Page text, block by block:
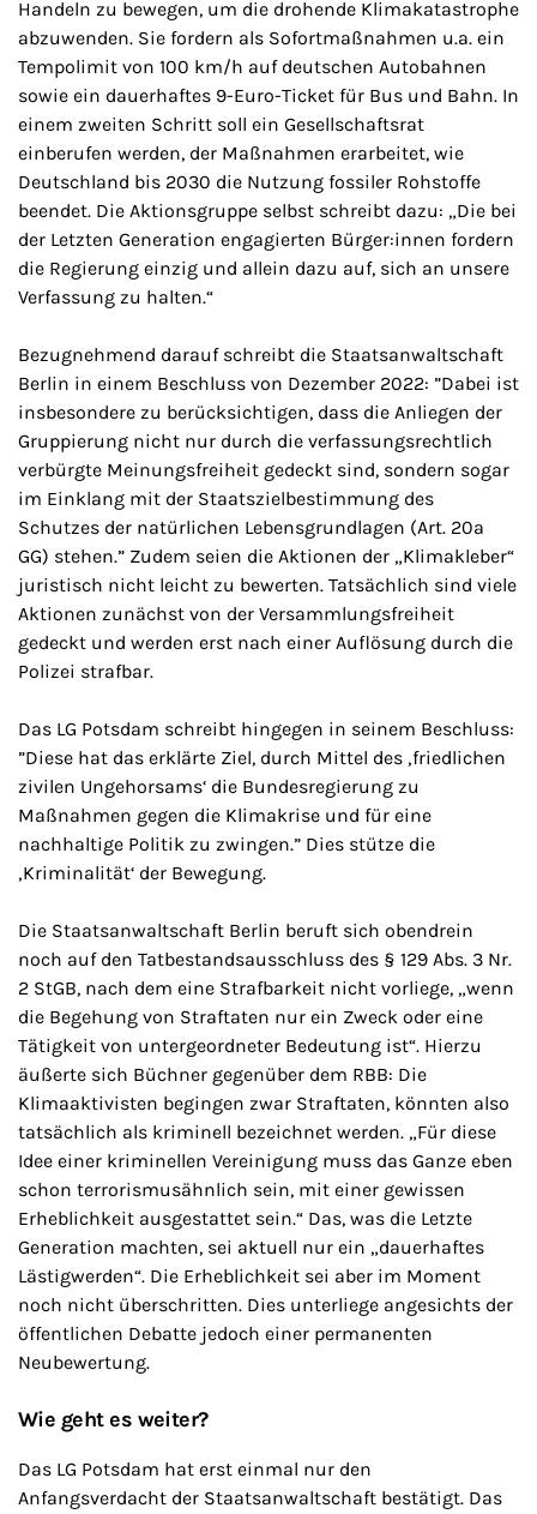
Handeln zu bewegen, um die drohende Klimakatastrophe
abzuwenden. Sie fordern als Sofortmaßnahmen u.a. ein
Tempolimit von 100 km/h auf deutschen Autobahnen
sowie ein dauerhaftes 9-Euro-Ticket für Bus und Bahn. In
einem zweiten Schritt soll ein Gesellschaftsrat
einberufen werden, der Maßnahmen erarbeitet, wie
Deutschland bis 2030 die Nutzung fossiler Rohstoffe
beendet. Die Aktionsgruppe selbst schreibt dazu: „Die bei
der Letzten Generation engagierten Bürger:innen fordern
die Regierung einzig und allein dazu auf, sich an unsere
Verfassung zu halten.“
Bezugnehmend darauf schreibt die Staatsanwaltschaft
Berlin in einem Beschluss von Dezember 2022: ”Dabei ist
insbesondere zu berücksichtigen, dass die Anliegen der
Gruppierung nicht nur durch die verfassungsrechtlich
verbürgte Meinungsfreiheit gedeckt sind, sondern sogar
im Einklang mit der Staatszielbestimmung des
Schutzes der natürlichen Lebensgrundlagen (Art. 20a
GG) stehen.” Zudem seien die Aktionen der „Klimakleber“
juristisch nicht leicht zu bewerten. Tatsächlich sind viele
Aktionen zunächst von der Versammlungsfreiheit
gedeckt und werden erst nach einer Auflösung durch die
Polizei strafbar.
Das LG Potsdam schreibt hingegen in seinem Beschluss:
”Diese hat das erklärte Ziel, durch Mittel des ‚friedlichen
zivilen Ungehorsams‘ die Bundesregierung zu
Maßnahmen gegen die Klimakrise und für eine
nachhaltige Politik zu zwingen.” Dies stütze die
‚Kriminalität‘ der Bewegung.
Die Staatsanwaltschaft Berlin beruft sich obendrein
noch auf den Tatbestandsausschluss des § 129 Abs. 3 Nr.
2 StGB, nach dem eine Strafbarkeit nicht vorliege, „wenn
die Begehung von Straftaten nur ein Zweck oder eine
Tätigkeit von untergeordneter Bedeutung ist“. Hierzu
äußerte sich Büchner gegenüber dem RBB: Die
Klimaaktivisten begingen zwar Straftaten, könnten also
tatsächlich als kriminell bezeichnet werden. „Für diese
Idee einer kriminellen Vereinigung muss das Ganze eben
schon terrorismusähnlich sein, mit einer gewissen
Erheblichkeit ausgestattet sein.“ Das, was die Letzte
Generation machten, sei aktuell nur ein „dauerhaftes
Lästigwerden“. Die Erheblichkeit sei aber im Moment
noch nicht überschritten. Dies unterliege angesichts der
öffentlichen Debatte jedoch einer permanenten
Neubewertung.
Wie geht es weiter?
Das LG Potsdam hat erst einmal nur den
Anfangsverdacht der Staatsanwaltschaft bestätigt. Das